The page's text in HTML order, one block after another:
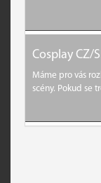
Cosplay CZ/
Máme pro vás
scény. Pokud se